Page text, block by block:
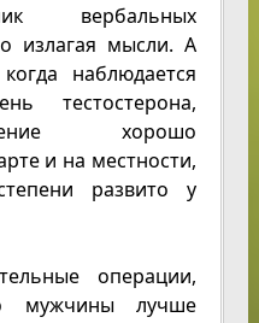
вербальных
излагая мысли. А
наблюдается
тестостерона,
хорошо
и на местности,
развито у
операции,
мужчины лучше